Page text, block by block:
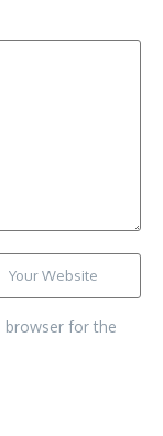
browser for the